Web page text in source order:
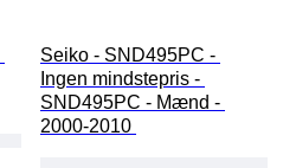
Seiko - SND495PC -
Ingen mindstepris -
SND495PC - Mænd -
2000-2010